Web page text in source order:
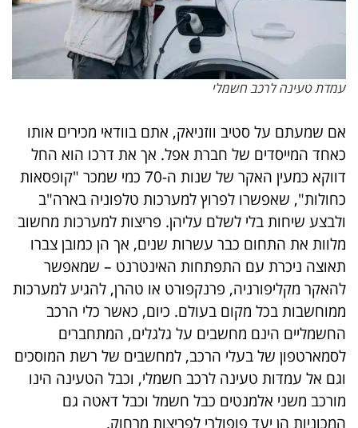
עמדת טעינה לרכב חשמלי
אם שמעתם על סטיב ווזניאק, אתם בוודאי מכירים אותו
כאחד המייסדים של חברת אפל. אך את דרכו הוא החל
דווקא כמעין האקר של שנות ה-70 כמי שמכר "קופסאות
כחולות", שאפשרו לפרוץ למערכות טלפוניה בארה"ב
ולבצע שיחות בלי לשלם עליהן. פריצות למערכות מחשוב
מלוות את התחום כבר עשרות שנים, אך הן כמובן צברו
תאוצה ניכרת עם התפתחות האינטרנט – שמאפשר
להאקר מקליפורניה, פרנקפורט או טהרן, להגיע למערכות
ממוחשבות בכל מקום בעולם. כיום, כאשר כלי הרכב
החשמליים הינם מחשבים על גלגלים, המתחברים
לסמארטפון של בעלי הרכב, למחשבים של רשת המוסכים
וגם אל עמדות טעינה לרכב חשמלי, וכבל הטעינה הינו
מורכב משני אלמנטים כבל חשמל וכבל דאטה גם
המכוניות הן יעד פופולרי לפריצות מרחוק.